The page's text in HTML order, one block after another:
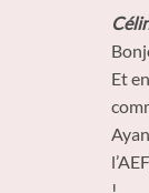
Et
!